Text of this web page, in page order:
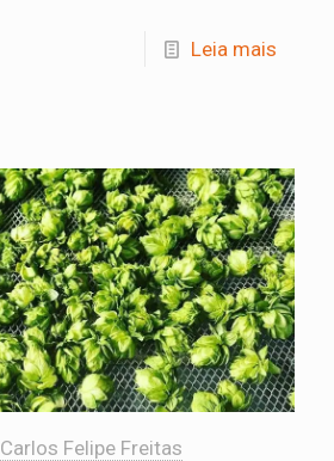
Leia mais
Carlos Felipe Freitas